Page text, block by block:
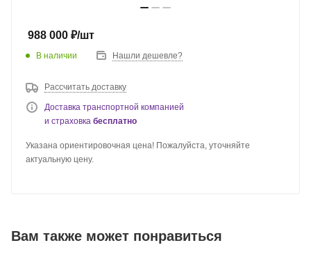
988 000 ₽/шт
В наличии Нашли дешевле?
Рассчитать доставку
Доставка транспортной компанией
и страховка бесплатно
Указана ориентировочная цена! Пожалуйста, уточняйте
актуальную цену.
Вам также может понравиться